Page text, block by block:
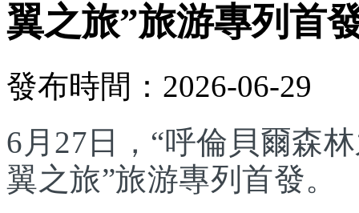
翼之旅”旅游專列首
發布時間：2026-06-29
6月27日，“呼倫貝爾森
翼之旅”旅游專列首發。